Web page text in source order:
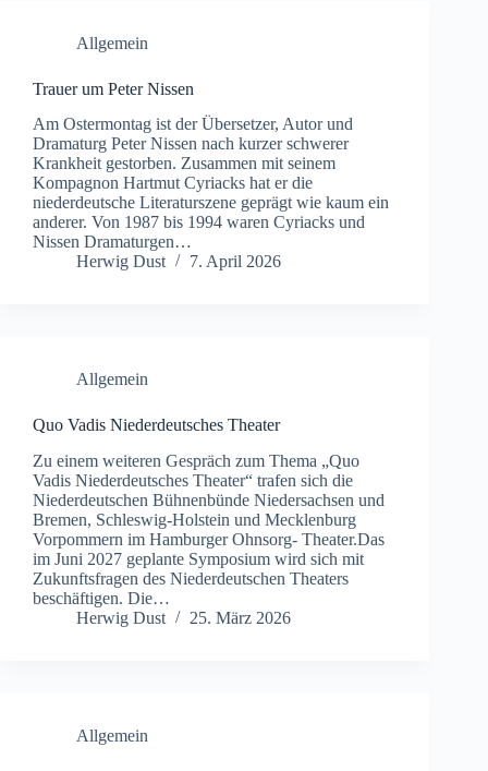
Allgemein
Trauer um Peter Nissen
Am Ostermontag ist der Übersetzer, Autor und
Dramaturg Peter Nissen nach kurzer schwerer
Krankheit gestorben. Zusammen mit seinem
Kompagnon Hartmut Cyriacks hat er die
niederdeutsche Literaturszene geprägt wie kaum ein
anderer. Von 1987 bis 1994 waren Cyriacks und
Nissen Dramaturgen…
Herwig Dust
7. April 2026
Allgemein
Quo Vadis Niederdeutsches Theater
Zu einem weiteren Gespräch zum Thema „Quo
Vadis Niederdeutsches Theater“ trafen sich die
Niederdeutschen Bühnenbünde Niedersachsen und
Bremen, Schleswig-Holstein und Mecklenburg
Vorpommern im Hamburger Ohnsorg- Theater.Das
im Juni 2027 geplante Symposium wird sich mit
Zukunftsfragen des Niederdeutschen Theaters
beschäftigen. Die…
Herwig Dust
25. März 2026
Allgemein